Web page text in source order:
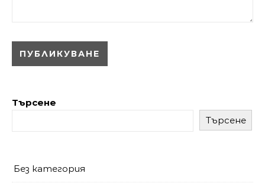
Търсене
Търсене
Без категория